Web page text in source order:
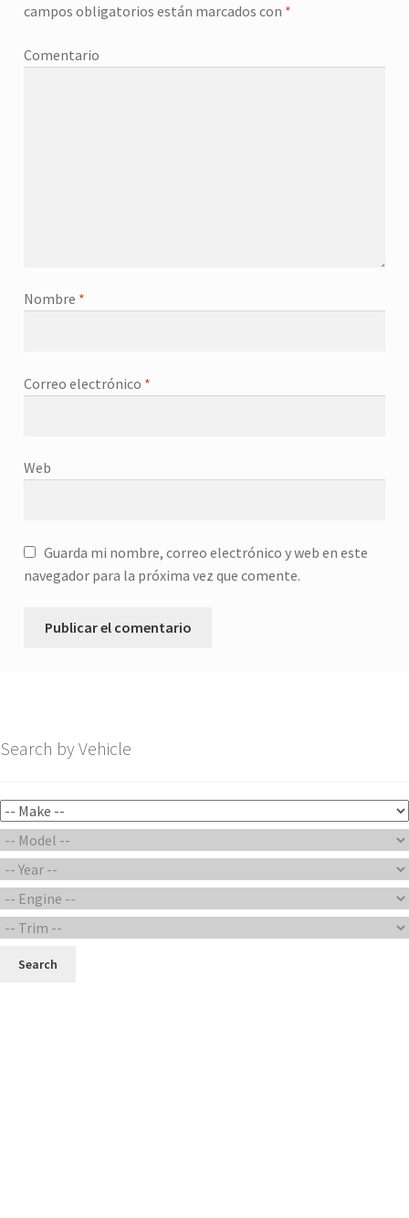
campos obligatorios están marcados con *
Comentario
Nombre *
Correo electrónico *
Web
Guarda mi nombre, correo electrónico y web en este
navegador para la próxima vez que comente.
Search by Vehicle
Search